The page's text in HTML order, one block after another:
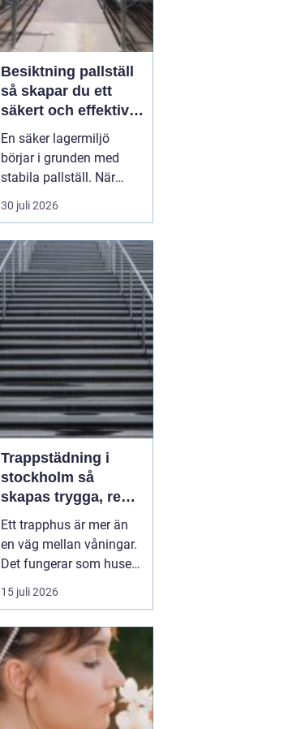
Besiktning pallställ
så skapar du ett
säkert och effektivt
lager
En säker lagermiljö
börjar i grunden med
stabila pallställ. När
höga laster kombineras
med trucktrafik,
räcker det inte med en
bra konstruktion på
pappersnivå. Ställen
måste kontrolleras
regelbundet och skador
tas på allvar...
30 juli 2026
Trappstädning i
stockholm så
skapas trygga, rena
och hållbara
trapphus
Ett trapphus är mer än
en väg mellan våningar.
Det fungerar som husets
första intryck,
mötesplats och ibland
golv, räcken och entréer
är rena känner sig både
boende och besökare
mer välkomna och
fastigheten behåller sin
15 juli 2026